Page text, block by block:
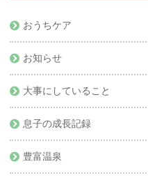
おうちケア
お知らせ
大事にしていること
息子の成長記録
豊富温泉